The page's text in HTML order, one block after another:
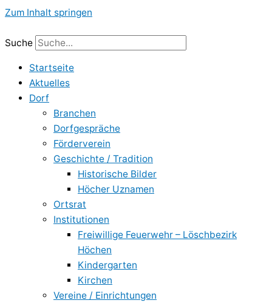
Zum Inhalt springen
Suche
Startseite
Aktuelles
Dorf
Branchen
Dorfgespräche
Förderverein
Geschichte / Tradition
Historische Bilder
Höcher Uznamen
Ortsrat
Institutionen
Freiwillige Feuerwehr – Löschbezirk
Höchen
Kindergarten
Kirchen
Vereine / Einrichtungen